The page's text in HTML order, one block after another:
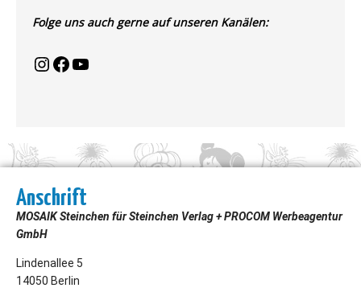
Folge uns auch gerne auf unseren Kanälen:
Anschrift
MOSAIK Steinchen für Steinchen Verlag + PROCOM Werbeagentur
GmbH
Lindenallee 5
14050 Berlin